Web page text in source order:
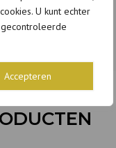
U kunt echter
Accepteren